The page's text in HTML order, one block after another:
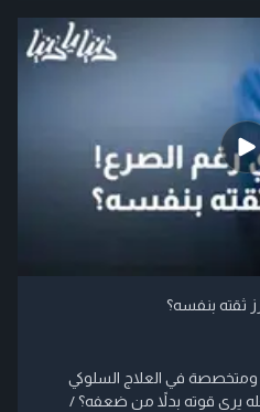
ثقته بنفسه؟
في العلاج السلوكي
يرى قوته بدلاً من ضعفه؟ /